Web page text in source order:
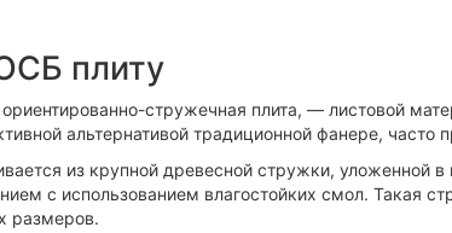
плиту
стружечная плита, — листовой
альтернативой традиционной фанере,
из крупной древесной стружки, уложенной
с использованием влагостойких смол. Такая
размеров.